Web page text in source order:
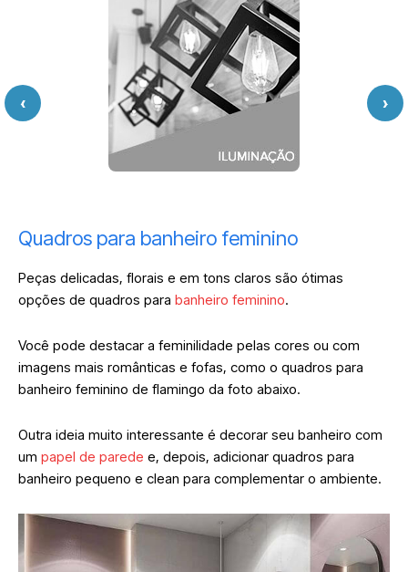
‹ ›
Quadros para banheiro feminino
Peças delicadas, florais e em tons claros são ótimas
opções de quadros para banheiro feminino.
Você pode destacar a feminilidade pelas cores ou com
imagens mais românticas e fofas, como o quadros para
banheiro feminino de flamingo da foto abaixo.
Outra ideia muito interessante é decorar seu banheiro com
um papel de parede e, depois, adicionar quadros para
banheiro pequeno e clean para complementar o ambiente.